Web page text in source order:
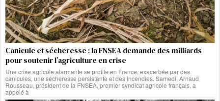
Canicule et sécheresse : la FNSEA demande des milliards
pour soutenir l’agriculture en crise
Une crise agricole alarmante se profile en France, exacerbée par des
canicules, une sécheresse persistante et des incendies. Samedi, Arnaud
Rousseau, président de la FNSEA, premier syndicat agricole français, a
appelé à